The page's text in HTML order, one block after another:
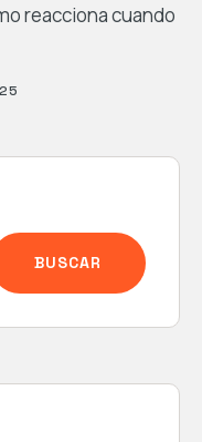
reacciona cuando
BUSCAR